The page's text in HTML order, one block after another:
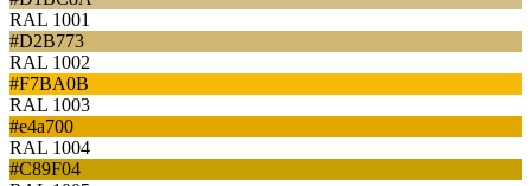
RAL 1001
#D2B773
RAL 1002
#F7BA0B
RAL 1003
#e4a700
RAL 1004
#C89F04